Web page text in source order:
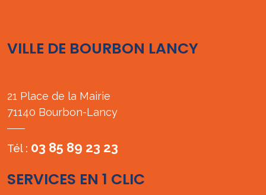
VILLE DE BOURBON LANCY
21 Place de la Mairie
71140 Bourbon-Lancy
Tél : 03 85 89 23 23
SERVICES EN 1 CLIC